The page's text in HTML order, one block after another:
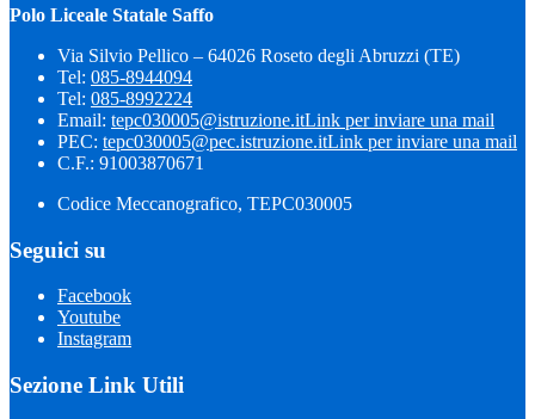
Polo Liceale Statale Saffo
Via Silvio Pellico – 64026 Roseto degli Abruzzi (TE)
Tel: 085-8944094
Tel: 085-8992224
Email: tepc030005@istruzione.itLink per inviare una mail
PEC: tepc030005@pec.istruzione.itLink per inviare una mail
C.F.: 91003870671
Codice Meccanografico, TEPC030005
Seguici su
Facebook
Youtube
Instagram
Sezione Link Utili